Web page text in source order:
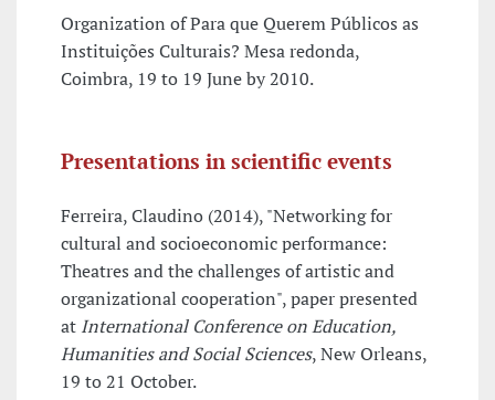
Organization of Para que Querem Públicos as
Instituições Culturais? Mesa redonda,
Coimbra, 19 to 19 June by 2010.
Presentations in scientific events
Ferreira, Claudino (2014), "Networking for
cultural and socioeconomic performance:
Theatres and the challenges of artistic and
organizational cooperation", paper presented
at International Conference on Education,
Humanities and Social Sciences, New Orleans,
19 to 21 October.